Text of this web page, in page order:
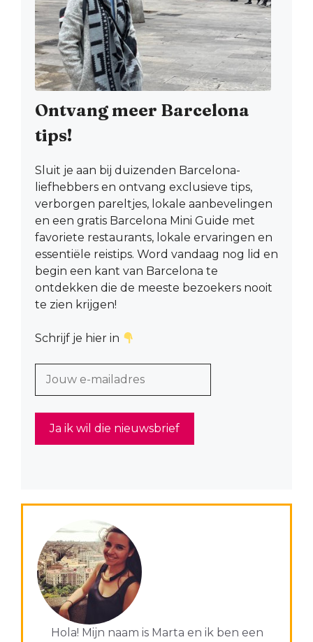
Ontvang meer Barcelona
tips!
Sluit je aan bij duizenden Barcelona-
liefhebbers en ontvang exclusieve tips,
verborgen pareltjes, lokale aanbevelingen
en een gratis Barcelona Mini Guide met
favoriete restaurants, lokale ervaringen en
essentiële reistips. Word vandaag nog lid en
begin een kant van Barcelona te
ontdekken die de meeste bezoekers nooit
te zien krijgen!
Schrijf je hier in
Hola! Mijn naam is Marta en ik ben een